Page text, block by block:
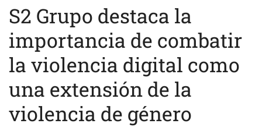
S2 Grupo destaca la
importancia de combatir
la violencia digital como
una extensión de la
violencia de género